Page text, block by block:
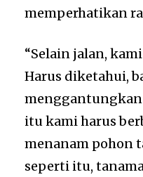
memperhatikan
“Selain jalan,
Harus diketahui,
itu kami harus
menanam pohon
seperti itu,